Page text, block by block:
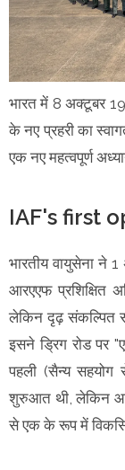
भारत में 8 अक्टूबर
के नए प्रहरी का
एक नए महत्वपूर्ण
IAF's first
भारतीय वायुसेना ने
आरएएफ प्रशिक्षित
लेकिन दृढ़ संकल्पित
इसने ड्रिग रोड पर
पहली (सैन्य
शुरुआत थी, लेकिन
से एक के रूप में